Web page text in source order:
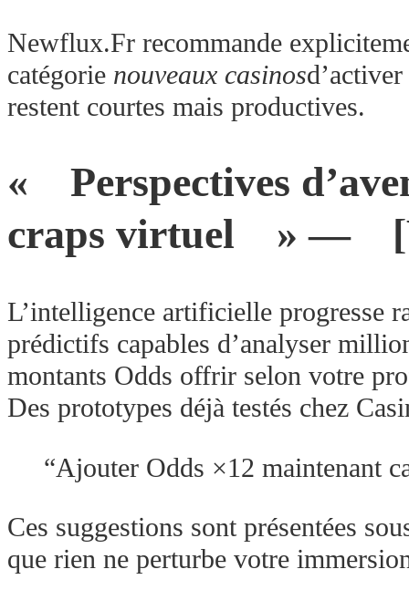
Newflux.Fr recommande
catégorie nouveaux casinos
restent courtes mais productives.
« Perspectives
craps virtuel » —
L’intelligence artificielle progresse
prédictifs capables d’analyser
montants Odds offrir selon votre
Des prototypes déjà testés chez
“Ajouter Odds ×12 maintenant
Ces suggestions sont présentées
que rien ne perturbe votre